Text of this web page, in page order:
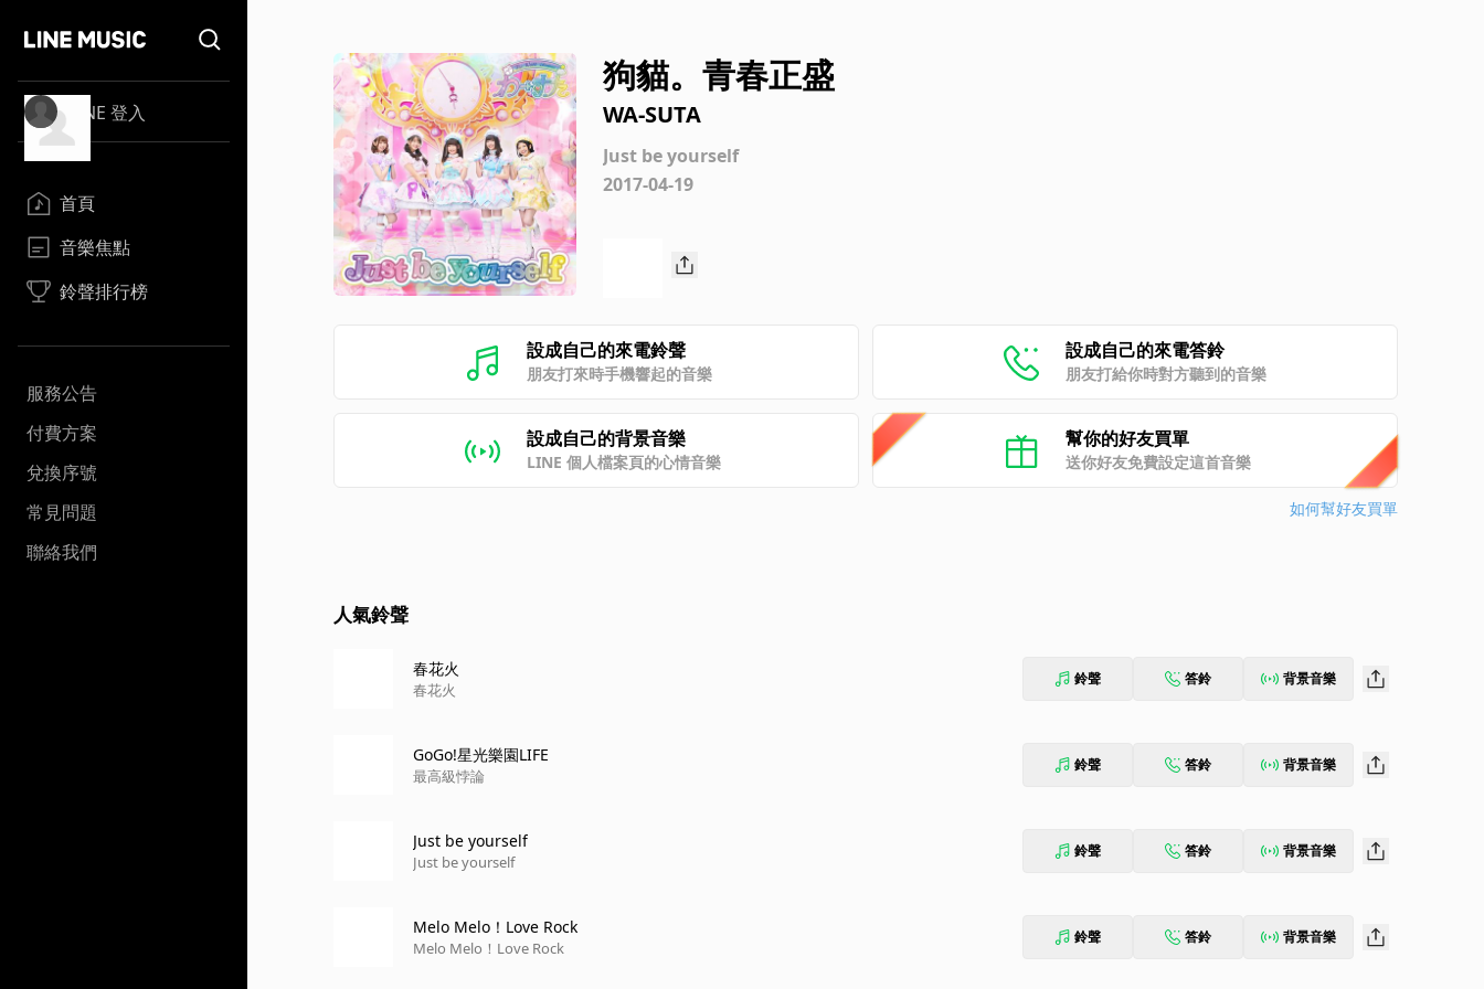
LINE 登入
首頁
音樂焦點
鈴聲排行榜
服務公告
付費方案
兌換序號
常見問題
聯絡我們
狗貓。青春正盛
WA-SUTA
Just be yourself
2017-04-19
設成自己的來電鈴聲
朋友打來時手機響起的音樂
設成自己的來電答鈴
朋友打給你時對方聽到的音樂
設成自己的背景音樂
LINE 個人檔案頁的心情音樂
幫你的好友買單
送你好友免費設定這首音樂
如何幫好友買單
人氣鈴聲
春花火
春花火
鈴聲 答鈴 背景音樂
GoGo!星光樂園LIFE
最高級悖論
鈴聲 答鈴 背景音樂
Just be yourself
Just be yourself
鈴聲 答鈴 背景音樂
Melo Melo！Love Rock
Melo Melo！Love Rock
鈴聲 答鈴 背景音樂